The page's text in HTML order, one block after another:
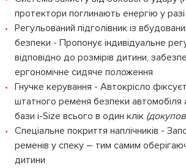
протектори поглинають енергію у разі
Регульований підголівник із
безпеки - Пропонує індивідуальне
відповідно до розмірів дитини,
ергономічне сидяче положення
Гнучке керування - Автокрісло
штатного ременя безпеки
бази i-Size всього в один клік
Спеціальне покриття наплічників -
ременів у спеку – тим самим
дитини